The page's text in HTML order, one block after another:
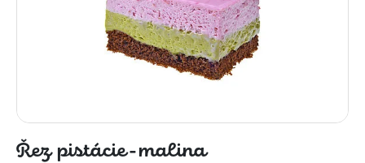
Řez pistácie-malina